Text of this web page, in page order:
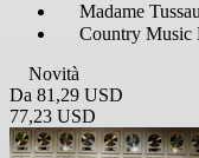
Madame
Country Music
Novità
Da 81,29 USD
77,23 USD